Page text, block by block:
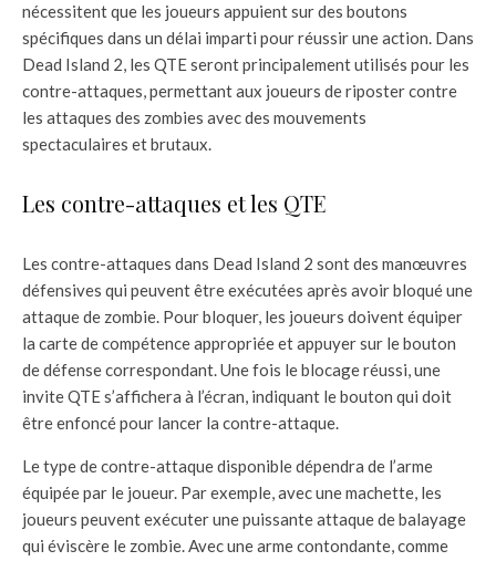
nécessitent que les joueurs appuient sur des boutons
spécifiques dans un délai imparti pour réussir une action. Dans
Dead Island 2, les QTE seront principalement utilisés pour les
contre-attaques, permettant aux joueurs de riposter contre
les attaques des zombies avec des mouvements
spectaculaires et brutaux.
Les contre-attaques et les QTE
Les contre-attaques dans Dead Island 2 sont des manœuvres
défensives qui peuvent être exécutées après avoir bloqué une
attaque de zombie. Pour bloquer, les joueurs doivent équiper
la carte de compétence appropriée et appuyer sur le bouton
de défense correspondant. Une fois le blocage réussi, une
invite QTE s’affichera à l’écran, indiquant le bouton qui doit
être enfoncé pour lancer la contre-attaque.
Le type de contre-attaque disponible dépendra de l’arme
équipée par le joueur. Par exemple, avec une machette, les
joueurs peuvent exécuter une puissante attaque de balayage
qui éviscère le zombie. Avec une arme contondante, comme